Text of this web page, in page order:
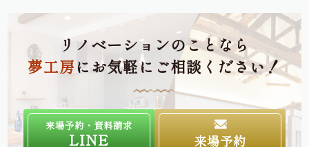
リノベーションのことなら
夢工房にお気軽にご相談ください！
来場予約・資料請求
LINE 来場予約